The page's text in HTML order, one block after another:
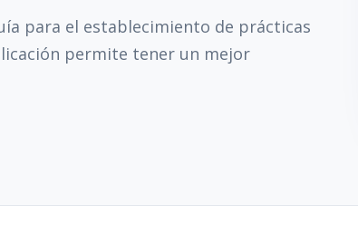
para el establecimiento de prácticas
permite tener un mejor